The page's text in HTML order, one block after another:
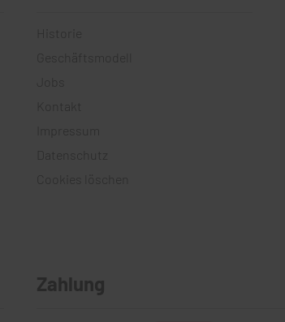
Geschäftsmodell
Kontakt
Impressum
Datenschutz
Cookies löschen
Zahlung